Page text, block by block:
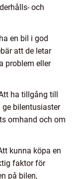
och
en bil i god
att de letar
problem eller
ha tillgång till
bilentusiaster
omhand och om
kunna köpa en
faktor för
på bilen,